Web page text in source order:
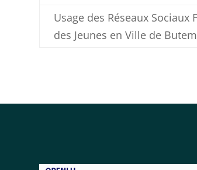
Usage des Réseaux
des Jeunes en Ville de